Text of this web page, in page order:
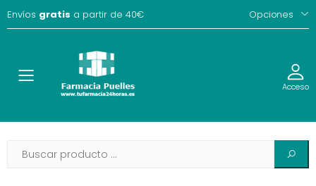
Envíos gratis a partir de 40€ Opciones
Toggle Acceso